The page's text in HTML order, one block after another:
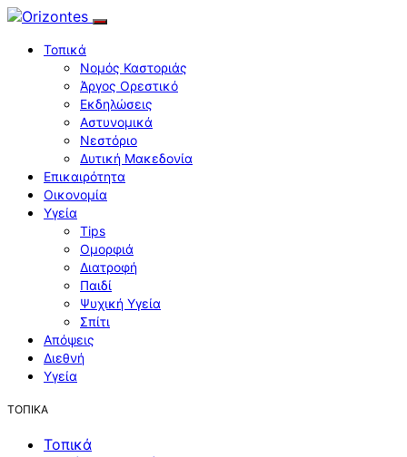
Τοπικά
Νομός Καστοριάς
Άργος Ορεστικό
Εκδηλώσεις
Αστυνομικά
Νεστόριο
Δυτική Μακεδονία
Επικαιρότητα
Οικονομία
Υγεία
Tips
Ομορφιά
Διατροφή
Παιδί
Ψυχική Υγεία
Σπίτι
Απόψεις
Διεθνή
Υγεία
ΤΟΠΙΚΑ
Τοπικά